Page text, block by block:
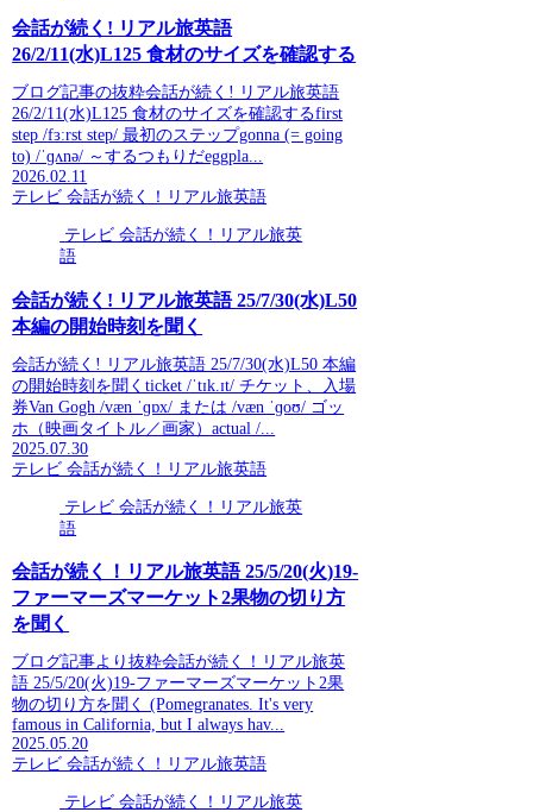
会話が続く! リアル旅英語
26/2/11(水)L125 食材のサイズを確認する
ブログ記事の抜粋会話が続く! リアル旅英語
26/2/11(水)L125 食材のサイズを確認するfirst
step /fɜːrst step/ 最初のステップgonna (= going
to) /ˈɡʌnə/ ～するつもりだeggpla...
2026.02.11
テレビ 会話が続く！リアル旅英語
テレビ 会話が続く！リアル旅英
語
会話が続く! リアル旅英語 25/7/30(水)L50
本編の開始時刻を聞く
会話が続く! リアル旅英語 25/7/30(水)L50 本編
の開始時刻を聞くticket /ˈtɪk.ɪt/ チケット、入場
券Van Gogh /væn ˈɡɒx/ または /væn ˈɡoʊ/ ゴッ
ホ（映画タイトル／画家）actual /...
2025.07.30
テレビ 会話が続く！リアル旅英語
テレビ 会話が続く！リアル旅英
語
会話が続く！リアル旅英語 25/5/20(火)19-
ファーマーズマーケット2果物の切り方
を聞く
ブログ記事より抜粋会話が続く！リアル旅英
語 25/5/20(火)19-ファーマーズマーケット2果
物の切り方を聞く (Pomegranates. It's very
famous in California, but I always hav...
2025.05.20
テレビ 会話が続く！リアル旅英語
テレビ 会話が続く！リアル旅英